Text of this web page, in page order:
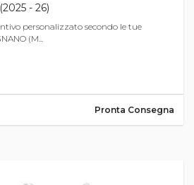
- 26)
personalizzato secondo le tue
(M...
Pronta Consegna